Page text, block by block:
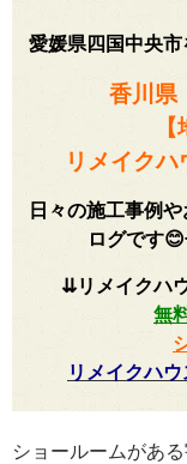
愛媛県四国中央
香川県
リメイク
日々の施工事例
ログです
⇊リメイクハ
無
リメイクハ
ショールームがあ